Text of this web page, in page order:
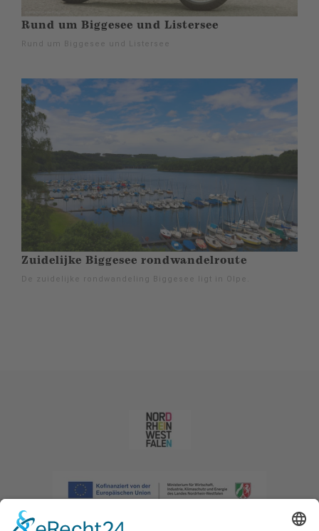
Rund um Biggesee und Listersee
Rund um Biggesee und Listersee
Zuidelijke Biggesee rondwandelroute
De zuidelijke rondwandeling Biggesee ligt in Olpe.